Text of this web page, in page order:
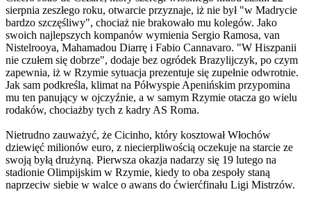
sierpnia zeszłego roku, otwarcie przyznaje, iż nie był "w Madrycie
bardzo szczęśliwy", chociaż nie brakowało mu kolegów. Jako
swoich najlepszych kompanów wymienia Sergio Ramosa, van
Nistelrooya, Mahamadou Diarrę i Fabio Cannavaro. "W Hiszpanii
nie czułem się dobrze", dodaje bez ogródek Brazylijczyk, po czym
zapewnia, iż w Rzymie sytuacja prezentuje się zupełnie odwrotnie.
Jak sam podkreśla, klimat na Półwyspie Apenińskim przypomina
mu ten panujący w ojczyźnie, a w samym Rzymie otacza go wielu
rodaków, chociażby tych z kadry AS Roma.
Nietrudno zauważyć, że Cicinho, który kosztował Włochów
dziewięć milionów euro, z niecierpliwością oczekuje na starcie ze
swoją byłą drużyną. Pierwsza okazja nadarzy się 19 lutego na
stadionie Olimpijskim w Rzymie, kiedy to oba zespoły staną
naprzeciw siebie w walce o awans do ćwierćfinału Ligi Mistrzów.